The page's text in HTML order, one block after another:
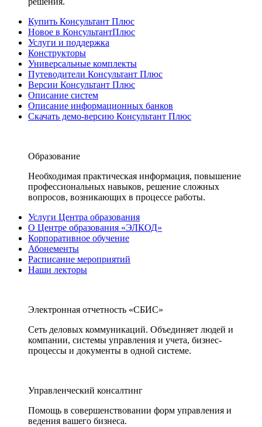
Купить Консультант Плюс
Новое в КонсультантПлюс
Услуги и поддержка
Конструкторы
Универсальные комплекты
Путеводители Консультант Плюс
Версии Консультант Плюс
Описание систем
Описание информационных банков
Скачать демо-версию Консультант Плюс
Образование
Необходимая практическая информация, повышение
профессиональных навыков, решение сложных
вопросов, возникающих в процессе работы.
Услуги Центра образования
О Центре образования «ЭЛКОД»
Корпоративное обучение
Абонементы
Расписание мероприятий
Наши лекторы
Электронная отчетность «СБИС»
Сеть деловых коммуникаций. Объединяет людей и
компании, системы управления и учета, бизнес-
процессы и документы в одной системе.
Управленческий консалтинг
Помощь в совершенствовании форм управления и
ведения вашего бизнеса.